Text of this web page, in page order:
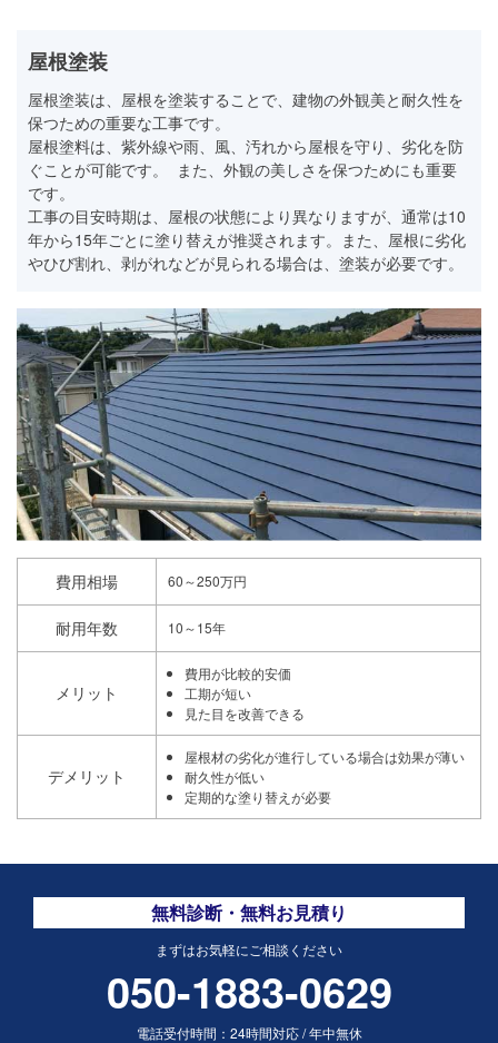
屋根塗装
屋根塗装は、屋根を塗装することで、建物の外観美と耐久性を
保つための重要な工事です。
屋根塗料は、紫外線や雨、風、汚れから屋根を守り、劣化を防
ぐことが可能です。 また、外観の美しさを保つためにも重要
です。
工事の目安時期は、屋根の状態により異なりますが、通常は10
年から15年ごとに塗り替えが推奨されます。また、屋根に劣化
やひび割れ、剥がれなどが見られる場合は、塗装が必要です。
費用相場 60～250万円
耐用年数 10～15年
メリット
費用が比較的安価
工期が短い
見た目を改善できる
デメリット
屋根材の劣化が進行している場合は効果が薄い
耐久性が低い
定期的な塗り替えが必要
無料診断・無料お見積り
まずはお気軽にご相談ください
050-1883-0629
電話受付時間： 24時間対応/年中無休